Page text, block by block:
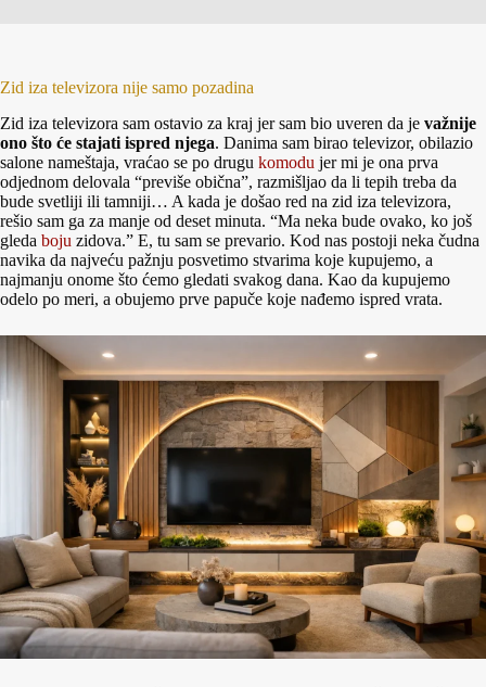
Zid iza televizora nije samo pozadina
Zid iza televizora sam ostavio za kraj jer sam bio uveren da je važnije
ono što će stajati ispred njega. Danima sam birao televizor, obilazio
salone nameštaja, vraćao se po drugu komodu jer mi je ona prva
odjednom delovala “previše obična”, razmišljao da li tepih treba da
bude svetliji ili tamniji… A kada je došao red na zid iza televizora,
rešio sam ga za manje od deset minuta. “Ma neka bude ovako, ko još
gleda boju zidova.” E, tu sam se prevario. Kod nas postoji neka čudna
navika da najveću pažnju posvetimo stvarima koje kupujemo, a
najmanju onome što ćemo gledati svakog dana. Kao da kupujemo
odelo po meri, a obujemo prve papuče koje nađemo ispred vrata.